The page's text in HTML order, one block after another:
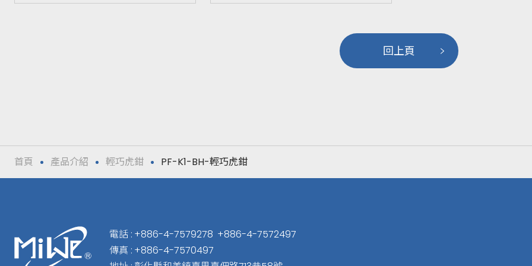
回上頁
首頁 產品介紹 輕巧虎鉗 PF-K1-BH-輕巧虎鉗
電話 : +886-4-7579278 +886-4-7572497
傳真 : +886-4-7570497